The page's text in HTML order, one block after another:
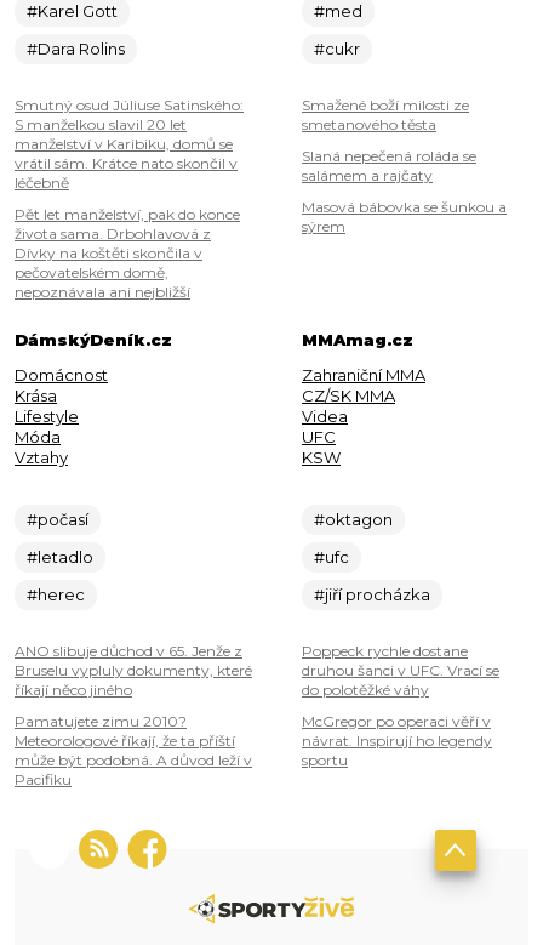
#Karel Gott
#Dara Rolins
Smutný osud Júliuse Satinského:
S manželkou slavil 20 let
manželství v Karibiku, domů se
vrátil sám. Krátce nato skončil v
léčebně
Pět let manželství, pak do konce
života sama. Drbohlavová z
Dívky na koštěti skončila v
pečovatelském domě,
nepoznávala ani nejbližší
#med
#cukr
Smažené boží milosti ze
smetanového těsta
Slaná nepečená roláda se
salámem a rajčaty
Masová bábovka se šunkou a
sýrem
DámskýDeník.cz
Domácnost
Krása
Lifestyle
Móda
Vztahy
#počasí
#letadlo
#herec
ANO slibuje důchod v 65. Jenže z
Bruselu vypluly dokumenty, které
říkají něco jiného
Pamatujete zimu 2010?
Meteorologové říkají, že ta příští
může být podobná. A důvod leží v
Pacifiku
MMAmag.cz
Zahraniční MMA
CZ/SK MMA
Videa
UFC
KSW
#oktagon
#ufc
#jiří procházka
Poppeck rychle dostane
druhou šanci v UFC. Vrací se
do polotěžké váhy
McGregor po operaci věří v
návrat. Inspirují ho legendy
sportu